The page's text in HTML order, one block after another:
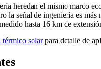
heredan el mismo marco
la señal de ingeniería es
hasta 16 km de
térmico solarpara detalle de